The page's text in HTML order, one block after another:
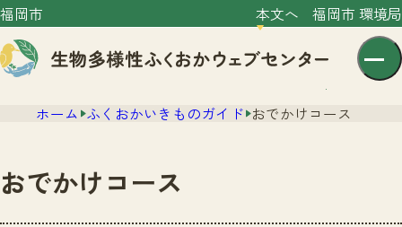
福岡市 本文へ 福岡市 環境局
センター紹介
ホーム ふくおかいきものガイド おでかけコース
おでかけコース